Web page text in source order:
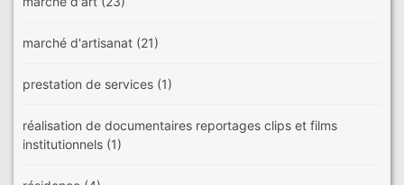
marché d'artisanat (21)
prestation de services (1)
réalisation de documentaires reportages clips et films
institutionnels (1)